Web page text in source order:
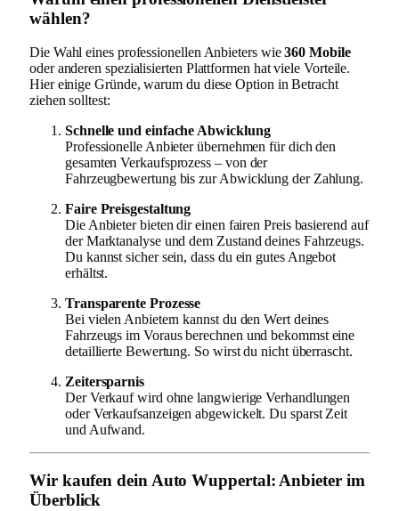
wählen?
Die Wahl eines professionellen Anbieters wie360 Mobile
oder anderen spezialisierten Plattformen hat viele Vorteile.
Hier einige Gründe, warum du diese Option in Betracht
ziehen solltest:
Schnelle und einfache Abwicklung
Professionelle Anbieter übernehmen für dich den
gesamten Verkaufsprozess – von der
Fahrzeugbewertung bis zur Abwicklung der Zahlung.
Faire Preisgestaltung
Die Anbieter bieten dir einen fairen Preis basierend auf
der Marktanalyse und dem Zustand deines Fahrzeugs.
Du kannst sicher sein, dass du ein gutes Angebot
erhältst.
Transparente Prozesse
Bei vielen Anbietern kannst du den Wert deines
Fahrzeugs im Voraus berechnen und bekommst eine
detaillierte Bewertung. So wirst du nicht überrascht.
Zeitersparnis
Der Verkauf wird ohne langwierige Verhandlungen
oder Verkaufsanzeigen abgewickelt. Du sparst Zeit
und Aufwand.
Wir kaufen dein Auto Wuppertal: Anbieter im
Überblick